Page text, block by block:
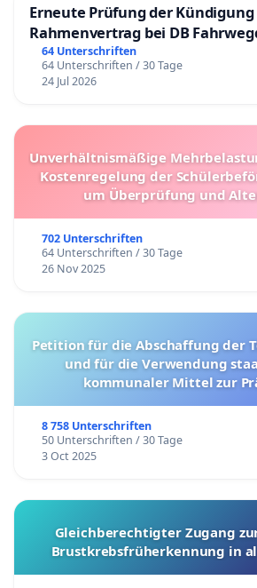
Erneute Prüfung der Kündigung
Rahmenvertrag bei DB
64 Unterschriften
64 Unterschriften / 30 Tage
24 Jul 2026
Unverhältnismäßige
Kostenregelung der
um Überprüfung und
702 Unterschriften
64 Unterschriften / 30 Tage
26 Nov 2025
Petition für die Abschaffung der Tötungsstationen
und für die Verwendung
kommunaler Mittel zur
8 758 Unterschriften
50 Unterschriften / 30 Tage
3 Oct 2025
Gleichberechtigter Zugang
Brustkrebsfrüherkennung in